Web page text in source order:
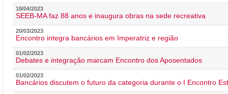
18/04/2023
SEEB-MA faz 88 anos e inaugura obras na sede recreativa
20/03/2023
Encontro integra bancários em Imperatriz e região
01/02/2023
Debates e integração marcam Encontro dos Aposentados
01/02/2023
Bancários discutem o futuro da categoria durante o I Encontro